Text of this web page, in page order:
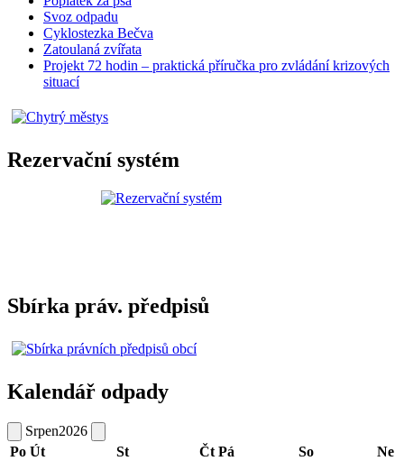
Svoz odpadu
Cyklostezka Bečva
Zatoulaná zvířata
Projekt 72 hodin – praktická příručka pro zvládání krizových
situací
Rezervační systém
Sbírka práv. předpisů
Kalendář odpady
Srpen2026
Po Út St Čt Pá So Ne